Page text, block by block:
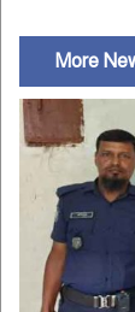
More